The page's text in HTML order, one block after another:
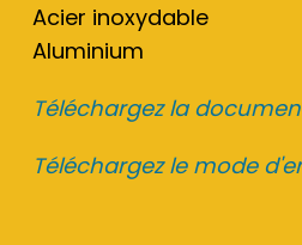
Acier inoxydable
Aluminium
Téléchargez la
Téléchargez le mode